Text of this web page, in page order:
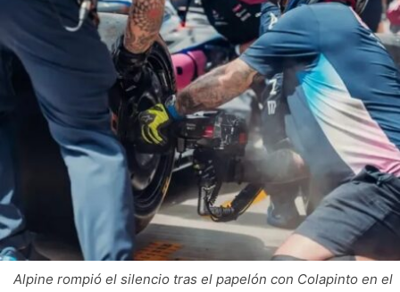
Alpine rompió el silencio tras el papelón con Colapinto en el